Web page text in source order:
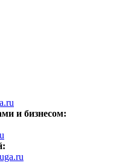
и бизнесом: